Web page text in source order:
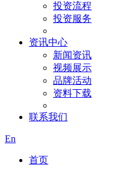
投资流程
投资服务
资讯中心
新闻资讯
视频展示
品牌活动
资料下载
联系我们
En
首页